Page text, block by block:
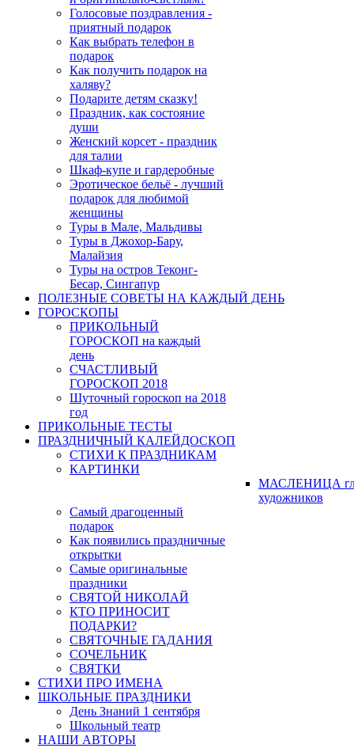
Голосовые поздравления -
приятный подарок
Как выбрать телефон в
подарок
Как получить подарок на
халяву?
Подарите детям сказку!
Праздник, как состояние
души
Женский корсет - праздник
для талии
Шкаф-купе и гардеробные
Эротическое бельё - лучший
подарок для любимой
женщины
Туры в Мале, Мальдивы
Туры в Джохор-Бару,
Малайзия
Туры на остров Теконг-
Бесар, Сингапур
ПОЛЕЗНЫЕ СОВЕТЫ НА КАЖДЫЙ ДЕНЬ
ГОРОСКОПЫ
ПРИКОЛЬНЫЙ
ГОРОСКОП на каждый
день
СЧАСТЛИВЫЙ
ГОРОСКОП 2018
Шуточный гороскоп на 2018
год
ПРИКОЛЬНЫЕ ТЕСТЫ
ПРАЗДНИЧНЫЙ КАЛЕЙДОСКОП
СТИХИ К ПРАЗДНИКАМ
КАРТИНКИ
МАСЛЕНИЦА
художников
Самый драгоценный
подарок
Как появились праздничные
открытки
Самые оригинальные
праздники
СВЯТОЙ НИКОЛАЙ
КТО ПРИНОСИТ
ПОДАРКИ?
СВЯТОЧНЫЕ ГАДАНИЯ
СОЧЕЛЬНИК
СВЯТКИ
СТИХИ ПРО ИМЕНА
ШКОЛЬНЫЕ ПРАЗДНИКИ
День Знаний 1 сентября
Школьный театр
НАШИ АВТОРЫ